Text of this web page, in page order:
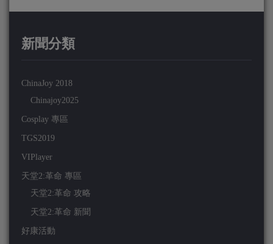
新聞分類
ChinaJoy 2018
Chinajoy2025
Cosplay 專區
TGS2019
VIPlayer
天堂2:革命 專區
天堂2:革命 攻略
天堂2:革命 新聞
好康活動